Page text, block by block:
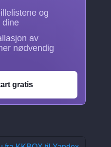
og
dine
av
nødvendig
gratis